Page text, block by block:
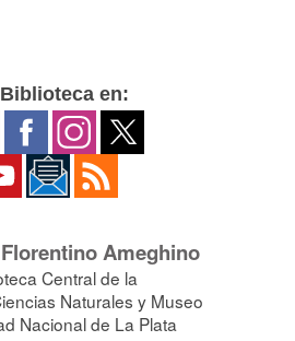
en:
Ameghino
Central de la
Naturales y Museo
Nacional de La Plata